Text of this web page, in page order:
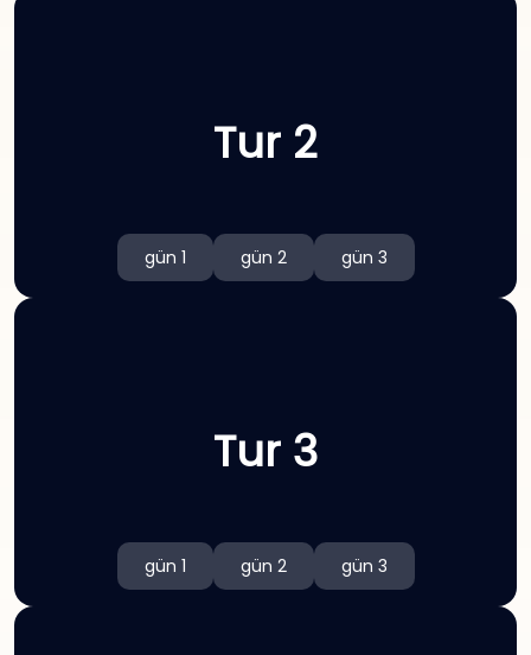
Tur 2
gün 1 gün 2 gün 3
Tur 3
gün 1 gün 2 gün 3